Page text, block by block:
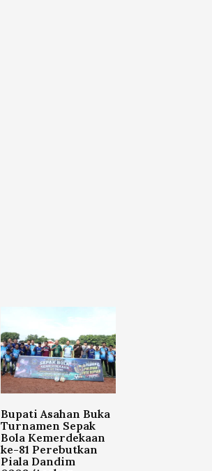
Bupati Asahan Buka
Turnamen Sepak
Bola Kemerdekaan
ke-81 Perebutkan
Piala Dandim